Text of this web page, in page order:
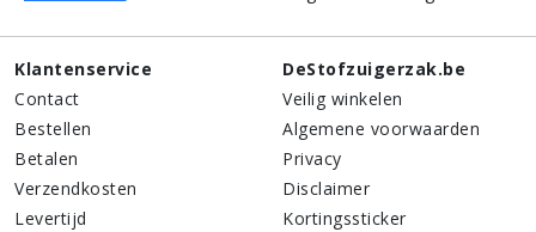
Klantenservice
Contact
Bestellen
Betalen
Verzendkosten
Levertijd
DeStofzuigerzak.be
Veilig winkelen
Algemene voorwaarden
Privacy
Disclaimer
Kortingssticker